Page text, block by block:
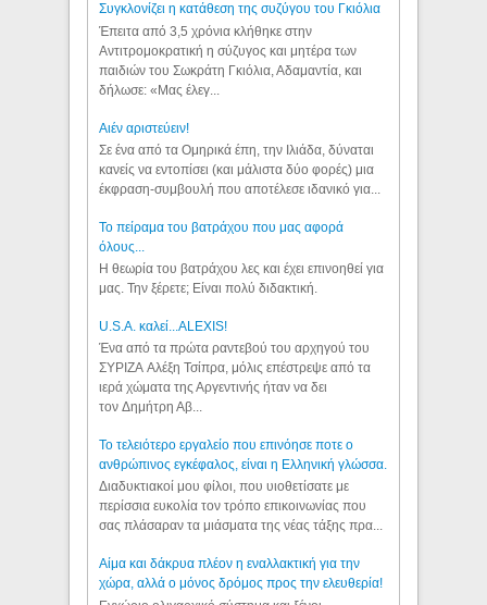
Συγκλονίζει η κατάθεση της συζύγου του Γκιόλια
Έπειτα από 3,5 χρόνια κλήθηκε στην
Αντιτρομοκρατική η σύζυγος και μητέρα των
παιδιών του Σωκράτη Γκιόλια, Αδαμαντία, και
δήλωσε: «Μας έλεγ...
Aιέν αριστεύειν!
Σε ένα από τα Ομηρικά έπη, την Ιλιάδα, δύναται
κανείς να εντοπίσει (και μάλιστα δύο φορές) μια
έκφραση-συμβουλή που αποτέλεσε ιδανικό για...
Το πείραμα του βατράχου που μας αφορά
όλους...
Η θεωρία του βατράχου λες και έχει επινοηθεί για
μας. Την ξέρετε; Είναι πολύ διδακτική.
U.S.A. καλεί...ALEXIS!
Ένα από τα πρώτα ραντεβού του αρχηγού του
ΣΥΡΙΖΑ Αλέξη Τσίπρα, μόλις επέστρεψε από τα
ιερά χώματα της Αργεντινής ήταν να δει
τον Δημήτρη Αβ...
Το τελειότερο εργαλείο που επινόησε ποτε ο
ανθρώπινος εγκέφαλος, είναι η Ελληνική γλώσσα.
Διαδυκτιακοί μου φίλοι, που υιοθετίσατε με
περίσσια ευκολία τον τρόπο επικοινωνίας που
σας πλάσαραν τα μιάσματα της νέας τάξης πρα...
Αίμα και δάκρυα πλέον η εναλλακτική για την
χώρα, αλλά ο μόνος δρόμος προς την ελευθερία!